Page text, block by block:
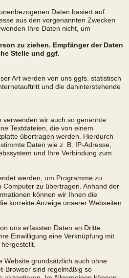
Daten basiert auf
aus den vorgenannten Zwecken
Ihre Daten nicht, um
zu ziehen. Empfänger der Daten
Stelle und ggf.
Art werden von uns ggfs. statistisch
und die dahinterstehende
verwenden wir auch so genannte
Textdateien, die von einem
übertragen werden. Hierdurch
Daten wie z. B. IP-Adresse,
und Ihre Verbindung zum
werden, um Programme zu
Computer zu übertragen. Anhand der
können wir Ihnen die
korrekte Anzeige unserer Webseiten
uns erfassten Daten an Dritte
Einwilligung eine Verknüpfung mit
Website grundsätzlich auch ohne
Browser sind regelmäßig so